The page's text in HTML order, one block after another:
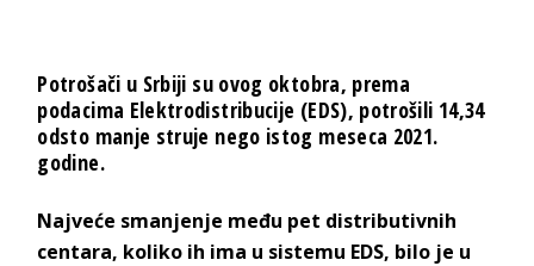
Potrošači u Srbiji su ovog oktobra, prema
podacima Elektrodistribucije (EDS), potrošili 14,34
odsto manje struje nego istog meseca 2021.
godine.
Najveće smanjenje među pet distributivnih
centara, koliko ih ima u sistemu EDS, bilo je u